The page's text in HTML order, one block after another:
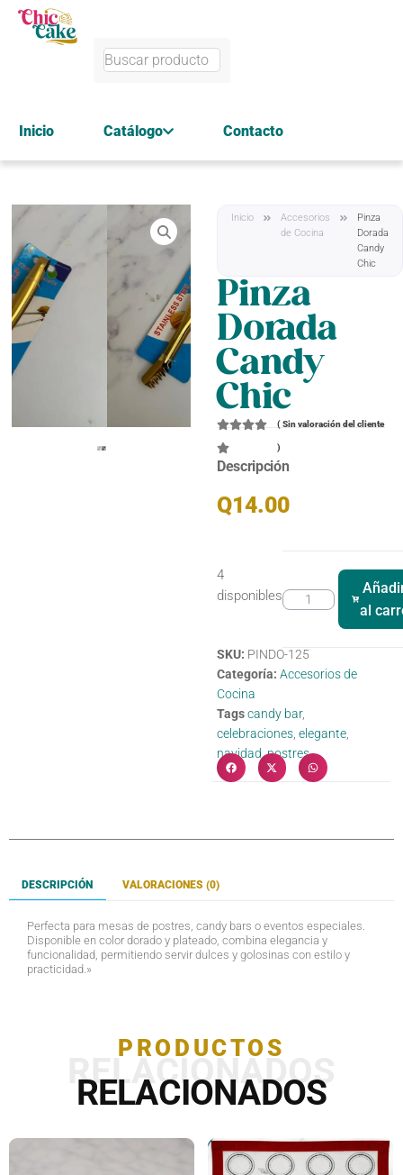
Inicio Catálogo Contacto
Inicio
Accesorios
de Cocina
Pinza
Dorada
Candy
Chic
Pinza
Dorada
Candy
Chic
(Sin valoración del cliente
)
Descripción
Q14.00
4
disponibles
al
SKU: PINDO-125
Categoría: Accesorios de
Cocina
Tagscandy bar,
celebraciones ,elegante
navidad,postres
DESCRIPCIÓN VALORACIONES (0)
Perfecta para mesas de postres, candy bars o eventos especiales.
Disponible en color dorado y plateado, combina elegancia y
funcionalidad, permitiendo servir dulces y golosinas con estilo y
practicidad.»
PRODUCTOS
RELACIONADOS
RELACIONADOS